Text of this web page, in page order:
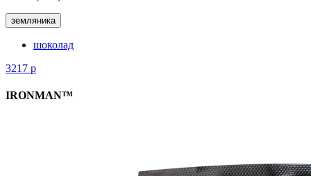
земляника
шоколад
3217 р
IRONMAN™